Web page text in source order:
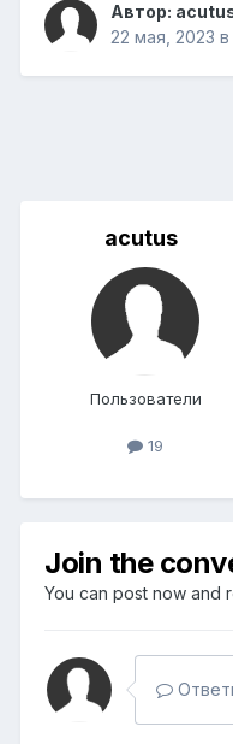
Автор:
22 мая, 2023 в
acutus
Пользователи
19
Join the
You can post now and